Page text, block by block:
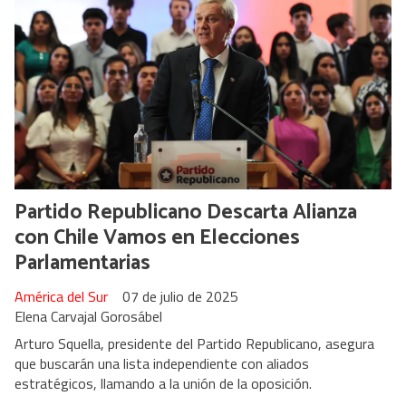
Partido Republicano Descarta Alianza
con Chile Vamos en Elecciones
Parlamentarias
Elena Carvajal Gorosábel
América del Sur 07 de julio de 2025
Arturo Squella, presidente del Partido Republicano, asegura
que buscarán una lista independiente con aliados
estratégicos, llamando a la unión de la oposición.